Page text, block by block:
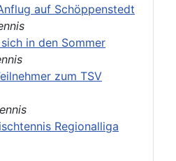
auf Schöppenstedt
in den Sommer
zum TSV
Regionalliga